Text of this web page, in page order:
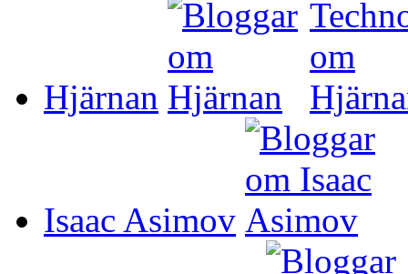
Hjärnan
Isaac Asimov